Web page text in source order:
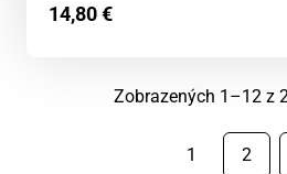
14,80€
Zobrazených 1–12 z
1 2